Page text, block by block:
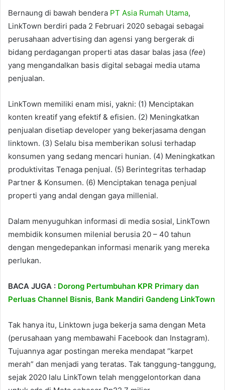
Bernaung di bawah bendera PT Asia Rumah Utama,
LinkTown berdiri pada 2 Februari 2020 sebagai sebagai
perusahaan advertising dan agensi yang bergerak di
bidang perdagangan properti atas dasar balas jasa (fee)
yang mengandalkan basis digital sebagai media utama
penjualan.
LinkTown memiliki enam misi, yakni: (1) Menciptakan
konten kreatif yang efektif & efisien. (2) Meningkatkan
penjualan disetiap developer yang bekerjasama dengan
linktown. (3) Selalu bisa memberikan solusi terhadap
konsumen yang sedang mencari hunian. (4) Meningkatkan
produktivitas Tenaga penjual. (5) Berintegritas terhadap
Partner & Konsumen. (6) Menciptakan tenaga penjual
properti yang andal dengan gaya millenial.
Dalam menyuguhkan informasi di media sosial, LinkTown
membidik konsumen milenial berusia 20 – 40 tahun
dengan mengedepankan informasi menarik yang mereka
perlukan.
BACA JUGA : Dorong Pertumbuhan KPR Primary dan
Perluas Channel Bisnis, Bank Mandiri Gandeng LinkTown
Tak hanya itu, Linktown juga bekerja sama dengan Meta
(perusahaan yang membawahi Facebook dan Instagram).
Tujuannya agar postingan mereka mendapat “karpet
merah” dan menjadi yang teratas. Tak tanggung-tanggung,
sejak 2020 lalu LinkTown telah menggelontorkan dana